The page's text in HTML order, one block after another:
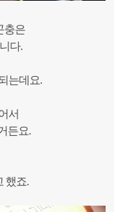
충은
다.
는데요.
서
든요.
했죠.